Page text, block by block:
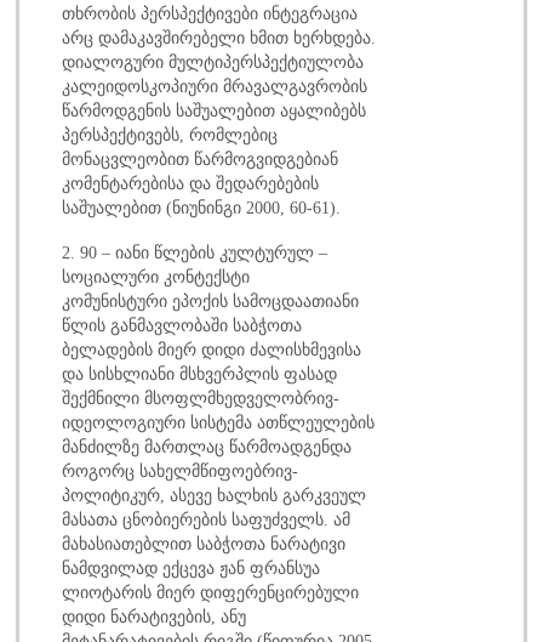
თხრობის პერსპექტივები ინტეგრაცია
არც დამაკავშირებელი ხმით ხერხდება.
დიალოგური მულტიპერსპექტიულობა
კალეიდოსკოპიური მრავალგავრობის
წარმოდგენის საშუალებით აყალიბებს
პერსპექტივებს, რომლებიც
მონაცვლეობით წარმოგვიდგებიან
კომენტარებისა და შედარებების
საშუალებით (ნიუნინგი 2000, 60-61).
2. 90 – იანი წლების კულტურულ –
სოციალური კონტექსტი
კომუნისტური ეპოქის სამოცდაათიანი
წლის განმავლობაში საბჭოთა
ბელადების მიერ დიდი ძალისხმევისა
და სისხლიანი მსხვერპლის ფასად
შექმნილი მსოფლმხედველობრივ-
იდეოლოგიური სისტემა ათწლეულების
მანძილზე მართლაც წარმოადგენდა
როგორც სახელმწიფოებრივ-
პოლიტიკურ, ასევე ხალხის გარკვეულ
მასათა ცნობიერების საფუძველს. ამ
მახასიათებლით საბჭოთა ნარატივი
ნამდვილად ექცევა ჟან ფრანსუა
ლიოტარის მიერ დიფერენცირებული
დიდი ნარატივების, ანუ